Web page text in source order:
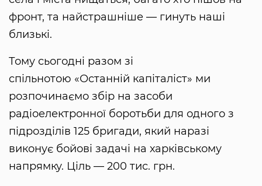
фронт, та найстрашніше — гинуть наші
близькі.
Тому сьогодні разом зі
спільнотою «Останній капіталіст» ми
розпочинаємо збір на засоби
радіоелектронної боротьби для одного з
підрозділів 125 бригади, який наразі
виконує бойові задачі на харківському
напрямку. Ціль — 200 тис. грн.